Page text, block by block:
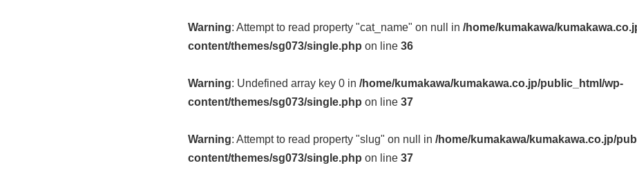
Warning: Attempt to read property "cat_name" on null in /home/kumakawa/
content/themes/sg073/single.php on line 36
Warning: Undefined array key 0 in /home/kumakawa/kumakawa.co.jp/public_html/wp-
content/themes/sg073/single.php on line 37
Warning: Attempt to read property "slug" on null in /home/kumakawa/kumakawa.co.jp/
content/themes/sg073/single.php on line 37